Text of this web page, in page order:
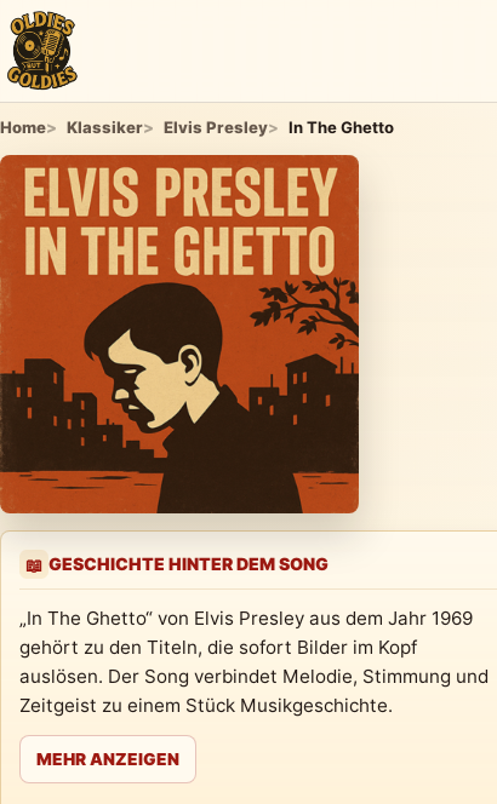
Home Klassiker Elvis Presley In The Ghetto
📖 GESCHICHTE HINTER DEM SONG
„In The Ghetto“ von Elvis Presley aus dem Jahr 1969
gehört zu den Titeln, die sofort Bilder im Kopf
auslösen. Der Song verbindet Melodie, Stimmung und
Zeitgeist zu einem Stück Musikgeschichte.
MEHR ANZEIGEN